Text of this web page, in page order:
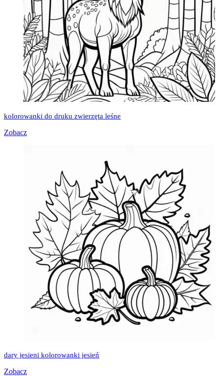
kolorowanki do druku zwierzęta leśne
Zobacz
dary jesieni kolorowanki jesień
Zobacz